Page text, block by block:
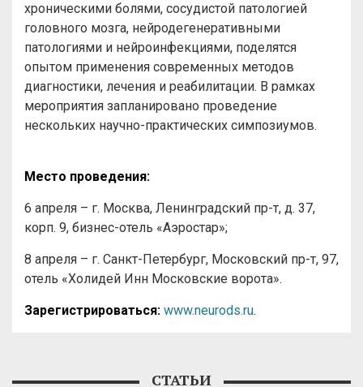
хроническими болями, сосудистой патологией
головного мозга, нейродегенеративными
патологиями и нейроинфекциями, поделятся
опытом применения современных методов
диагностики, лечения и реабилитации. В рамках
мероприятия запланировано проведение
нескольких научно-практических симпозиумов.
Место проведения:
6 апреля – г. Москва, Ленинградский пр-т, д. 37,
корп. 9, бизнес-отель «Аэростар»;
8 апреля – г. Санкт-Петербург, Московский пр-т, 97,
отель «Холидей Инн Московские ворота».
Зарегистрироваться: www.neurods.ru.
СТАТЬИ